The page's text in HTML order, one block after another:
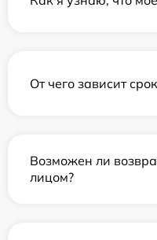
От чего зависит
Возможен ли
лицом?